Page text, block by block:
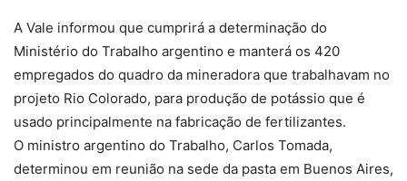
A Vale informou que cumprirá a determinação do
Ministério do Trabalho argentino e manterá os 420
empregados do quadro da mineradora que trabalhavam no
projeto Rio Colorado, para produção de potássio que é
usado principalmente na fabricação de fertilizantes.
O ministro argentino do Trabalho, Carlos Tomada,
determinou em reunião na sede da pasta em Buenos Aires,